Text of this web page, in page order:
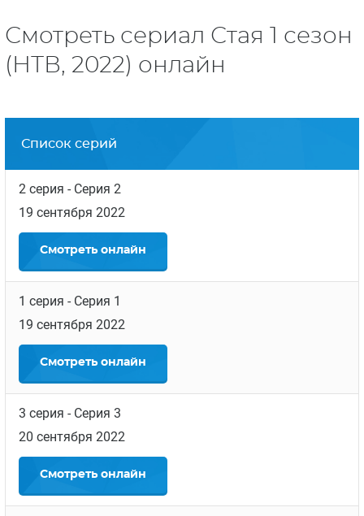
Смотреть сериал Стая 1 сезон
(НТВ, 2022) онлайн
Список серий
2 серия - Серия 2
19 сентября 2022
Смотреть онлайн
1 серия - Серия 1
19 сентября 2022
Смотреть онлайн
3 серия - Серия 3
20 сентября 2022
Смотреть онлайн